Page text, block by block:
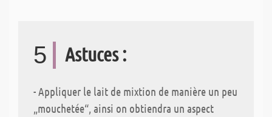
5 Astuces :
- Appliquer le lait de mixtion de manière un peu
„mouchetée“, ainsi on obtiendra un aspect